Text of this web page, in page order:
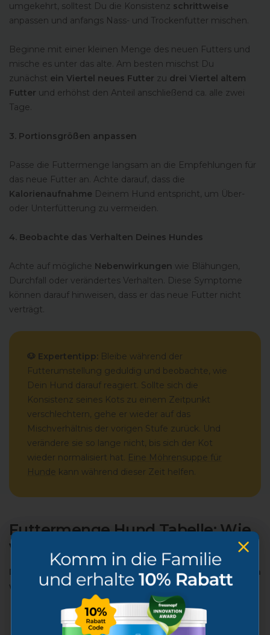
umgekehrt, solltest Du die Konsistenz schrittweise
anpassen und anfangs Nass- und Trockenfutter mischen.
Beginne mit einer kleinen Menge des neuen Futters und
mische es unter das alte. Am besten mischst Du
zunächst ein Viertel neues Futter zu drei Viertel altem
Futter und erhöhst den Anteil anschließend ca. alle zwei
Tage.
3. Portionsgrößen anpassen
Passe die Futtermenge langsam an die Empfehlungen für
das neue Futter an. Achte darauf, dass die
Kalorienaufnahme Deinem Hund entspricht, um Über-
oder Unterfütterung zu vermeiden.
4. Beobachte das Verhalten Deines Hundes
Achte auf mögliche Nebenwirkungen wie Blähungen,
Durchfall oder verändertes Verhalten. Diese Symptome
können darauf hinweisen, dass er das neue Futter nicht
verträgt.
🐶 Expertentipp: Bleibe während der
Futterumstellung geduldig und beobachte, wie
Dein Hund darauf reagiert. Sollte sich die
Konsistenz seines Kots zu einem Zeitpunkt
verschlechtern, gehe er wieder auf das
Mischverhältnis der vorigen Stufe zurück. Und
verändere sie so lange nicht, bis sich der Kot
wieder normalisiert hat. Eine Möhrensuppe für
Hunde kann während dieser Zeit helfen.
Futtermenge Hund Tabelle: Wie
viel Futter braucht mein Hund?
Die richtige Futtermenge für Hunde hängt von Faktoren
wie Alter, Gewicht, Aktivitätslevel und Rasse ab.
Gewicht
Tägliche
Tägliche